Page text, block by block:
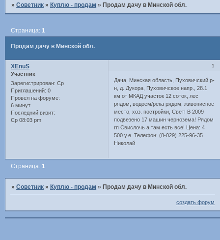
»Советник » Куплю - продам » Продам дачу в Минской обл.
Продам дачу в Минской обл.
Страница: 1
1
XEnuS
Участник
Зарегистрирован: Ср
Приглашений: 0
Провел на форуме:
6 минут
Последний визит:
Ср 08:03 pm
Дача, Минская область, Пуховичский р-
н, д. Дукора, Пуховичское напр., 28.1
км от МКАД участок 12 соток, лес
рядом, водоем/река рядом, живописное
место, хоз. постройки, Свет! В 2009
подвезено 17 машин чернозема! Рядом
гп Свислочь а там есть все! Цена: 4
500 у.е. Телефон: (8-029) 225-96-35
Николай
Страница:1
»Советник »Куплю - продам »Продам дачу в Минской обл.
создать форум